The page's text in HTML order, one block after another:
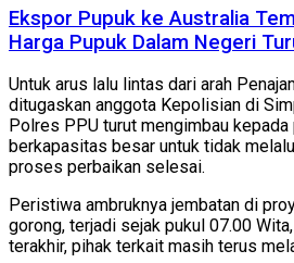
Ekspor Pupuk ke Australia
Harga Pupuk Dalam Negeri
Untuk arus lalu lintas dari arah
ditugaskan anggota Kepolisian di
Polres PPU turut mengimbau
berkapasitas besar untuk tidak
proses perbaikan selesai.
Peristiwa ambruknya jembatan di
gorong, terjadi sejak pukul 07.00
terakhir, pihak terkait masih terus